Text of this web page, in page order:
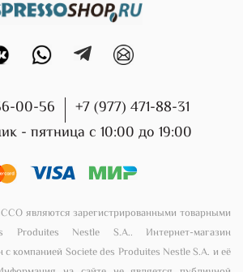
00-56
+7 (977) 471-88-31
- пятница с 10:00 до 19:00
являются зарегистрированными товарными
Produites Nestle S.A.. Интернет-магазин
с компанией Societe des Produites Nestle S.A. и её